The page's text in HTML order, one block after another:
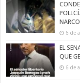
6 de
EL
QUE
6 de